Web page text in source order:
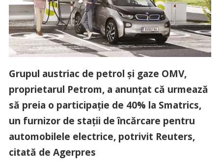
Grupul austriac de petrol şi gaze OMV,
proprietarul Petrom, a anunţat că urmează
să preia o participaţie de 40% la Smatrics,
un furnizor de staţii de încărcare pentru
automobilele electrice, potrivit Reuters,
citată de Agerpres